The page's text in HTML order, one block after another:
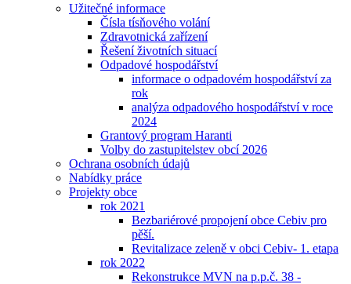
Užitečné informace
Čísla tísňového volání
Zdravotnická zařízení
Řešení životních situací
Odpadové hospodářství
informace o odpadovém hospodářství za
rok
analýza odpadového hospodářství v roce
2024
Grantový program Haranti
Volby do zastupitelstev obcí 2026
Ochrana osobních údajů
Nabídky práce
Projekty obce
rok 2021
Bezbariérové propojení obce Cebiv pro
pěší.
Revitalizace zeleně v obci Cebiv- 1. etapa
rok 2022
Rekonstrukce MVN na p.p.č. 38 -